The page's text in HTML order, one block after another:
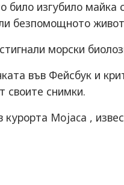
било изгубило
безпомощното
морски
във Фейсбук и
своите снимки.
Mojaca ,